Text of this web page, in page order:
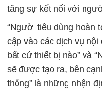
tăng sự kết nối với
“Người tiêu dùng hoàn
cập vào các dịch vụ
bất cứ thiết bị nào” và
sẽ được tạo ra, bên
thống” là những nhận